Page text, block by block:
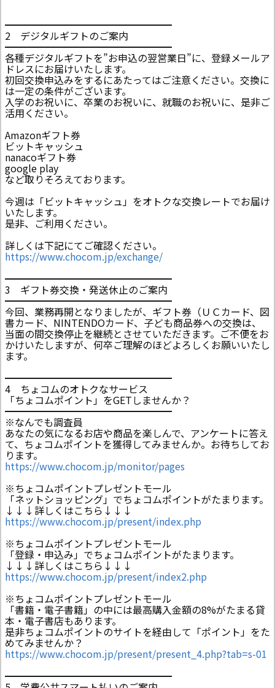
━━━━━━━━━━━━━━━━━
2 デジタルギフトのご案内
━━━━━━━━━━━━━━━━━
各種デジタルギフトを”お申込の翌営業日”に、登録メールア
ドレスにお届けいたします。
初回交換申込みをするにあたってはご注意ください。交換に
は一定の条件がございます。
入学のお祝いに、卒業のお祝いに、就職のお祝いに、是非ご
活用ください。
Amazonギフト券
ビットキャッシュ
nanacoギフト券
google play
など取りそろえております。
今週は「ビットキャッシュ」をオトクな交換レートでお届け
いたします。
是非、ご利用ください。
詳しくは下記にてご確認ください。
https://www.chocom.jp/exchange/
━━━━━━━━━━━━━━━━━
3 ギフト券交換・発送休止のご案内
━━━━━━━━━━━━━━━━━
今回、業務再開となりましたが、ギフト券（ＵＣカード、図
書カード、NINTENDOカード、子ども商品券への交換は、
当面の間交換停止を継続とさせていただきます。ご不便をお
かけいたしますが、何卒ご理解のほどよろしくお願いいたし
ます。
━━━━━━━━━━━━━━━━━
4 ちょコムのオトクなサービス
「ちょコムポイント」をGETしませんか？
━━━━━━━━━━━━━━━━━
※なんでも調査員
あなたの気になるお店や商品を楽しんで、アンケートに答え
て、ちょコムポイントを獲得してみませんか。お待ちしてお
ります。
https://www.chocom.jp/monitor/pages
※ちょコムポイントプレゼントモール
「ネットショッピング」でちょコムポイントがたまります。
↓↓↓詳しくはこちら↓↓↓
https://www.chocom.jp/present/index.php
※ちょコムポイントプレゼントモール
「登録・申込み」でちょコムポイントがたまります。
↓↓↓詳しくはこちら↓↓↓
https://www.chocom.jp/present/index2.php
※ちょコムポイントプレゼントモール
「書籍・電子書籍」の中には最高購入金額の8%がたまる貸
本・電子書店もあります。
是非ちょコムポイントのサイトを経由して「ポイント」をた
めてみませんか？
https://www.chocom.jp/present/present_4.php?tab=s-01
━━━━━━━━━━━━━━━━━